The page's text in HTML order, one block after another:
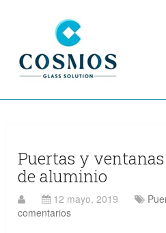
Puertas y
de aluminio
12 mayo, 2019
comentarios